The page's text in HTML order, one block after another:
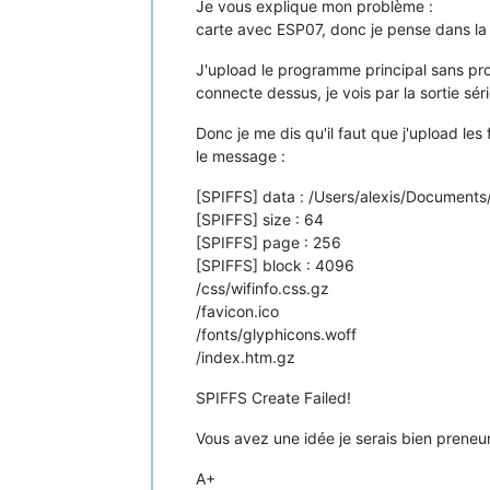
Je vous explique mon problème :
carte avec ESP07, donc je pense dans
J'upload le programme principal sans
connecte dessus, je vois par la sortie
Donc je me dis qu'il faut que j'upload
le message :
[SPIFFS] data : /Users/alexis/
[SPIFFS] size : 64
[SPIFFS] page : 256
[SPIFFS] block : 4096
/css/wifinfo.css.gz
/favicon.ico
/fonts/glyphicons.woff
/index.htm.gz
SPIFFS Create Failed!
Vous avez une idée je serais bien
A+